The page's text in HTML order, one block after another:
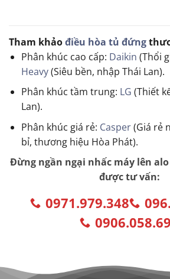
Tham khảođiều hòa tủ đứng
Phân khúc cao cấp: Daikin (Thổi
Heavy(Siêu bền, nhập Thái Lan).
Phân khúc tầm trung: LG (Thiết
Lan).
Phân khúc giá rẻ: Casper(Giá rẻ
bỉ, thương hiệu Hòa Phát).
Đừng ngần ngại nhấc máy lên
được tư vấn:
0971.979.348